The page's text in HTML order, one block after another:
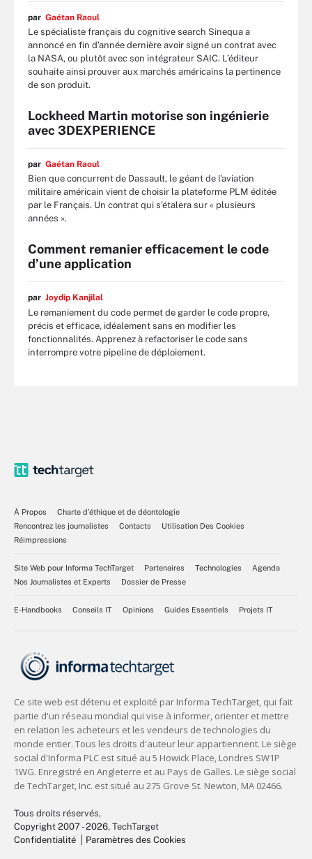
par Gaétan Raoul
Le spécialiste français du cognitive search Sinequa a
annoncé en fin d’année dernière avoir signé un contrat avec
la NASA, ou plutôt avec son intégrateur SAIC. L’éditeur
souhaite ainsi prouver aux marchés américains la pertinence
de son produit.
Lockheed Martin motorise son ingénierie
avec 3DEXPERIENCE
par Gaétan Raoul
Bien que concurrent de Dassault, le géant de l'aviation
militaire américain vient de choisir la plateforme PLM éditée
par le Français. Un contrat qui s'étalera sur « plusieurs
années ».
Comment remanier efficacement le code
d’une application
par Joydip Kanjilal
Le remaniement du code permet de garder le code propre,
précis et efficace, idéalement sans en modifier les
fonctionnalités. Apprenez à refactoriser le code sans
interrompre votre pipeline de déploiement.
À Propos
Charte d’éthique et de déontologie
Rencontrez les journalistes
Contacts
Utilisation Des Cookies
Réimpressions
Site Web pour Informa TechTarget Partenaires Technologies
Agenda
Nos Journalistes et Experts
Dossier de Presse
E-Handbooks Conseils IT Opinions Guides Essentiels Projets IT
Tous droits réservés,
Copyright 2007 - 2026, TechTarget
Confidentialité
Paramètres des Cookies